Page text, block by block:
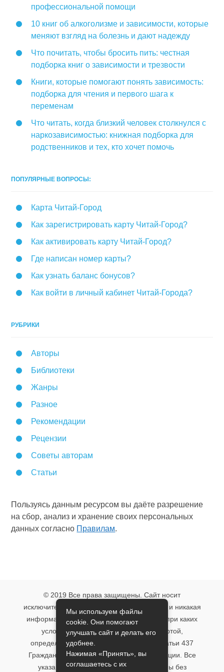
профессиональной помощи
10 книг об алкоголизме и зависимости, которые
меняют взгляд на болезнь и дают надежду
Что почитать, чтобы бросить пить: честная
подборка книг о зависимости и трезвости
Книги, которые помогают понять зависимость:
подборка для чтения и первого шага к
переменам
Что читать, когда близкий человек столкнулся с
наркозависимостью: книжная подборка для
родственников и тех, кто хочет помочь
ПОПУЛЯРНЫЕ ВОПРОСЫ:
Карта Читай-Город
Как зарегистрировать карту Читай-Город?
Как активировать карту Читай-Город?
Где написан номер карты?
Как узнать баланс бонусов?
Как войти в личный кабинет Читай-Города?
РУБРИКИ
Авторы
Библиотеки
Жанры
Разное
Рекомендации
Рецензии
Советы авторам
Статьи
Пользуясь данным ресурсом вы даёте разрешение
на сбор, анализ и хранение своих персональных
данных согласно Правилам.
© 2019 Все права защищены. Сайт носит
исключительно информационный характер и никакая
информация, опубликованная на нём, ни при каких
условиях не является публичной офертой,
определяемой положениями пункта 2 статьи 437
Гражданского кодекса Российской Федерации. Все
указанные условия могут быть изменены без
Мы используем файлы
cookie. Они помогают
улучшать сайт и делать его
удобнее.
Нажимая «Принять», вы
соглашаетесь с их